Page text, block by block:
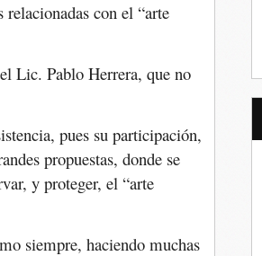
con el “arte
Lic. Pablo Herrera, que no
pues su participación,
propuestas, donde se
y proteger, el “arte
siempre, haciendo muchas